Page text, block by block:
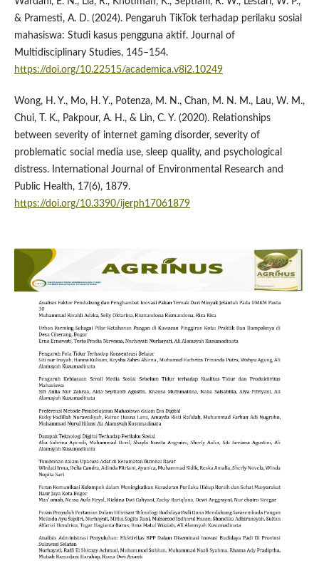
& Pramesti, A. D. (2024). Pengaruh TikTok terhadap perilaku sosial
mahasiswa: Studi kasus pengguna aktif. Journal of
Multidisciplinary Studies, 145–154.
https://doi.org/10.22515/academica.v8i2.10249
Wong, H. Y., Mo, H. Y., Potenza, M. N., Chan, M. N. M., Lau, W. M.,
Chui, T. K., Pakpour, A. H., & Lin, C. Y. (2020). Relationships
between severity of internet gaming disorder, severity of
problematic social media use, sleep quality, and psychological
distress. International Journal of Environmental Research and
Public Health, 17(6), 1879.
https://doi.org/10.3390/ijerph17061879